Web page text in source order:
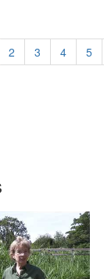
2 3 4 5